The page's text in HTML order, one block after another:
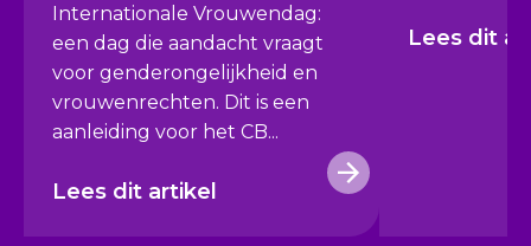
Internationale Vrouwendag:
een dag die aandacht vraagt
voor genderongelijkheid en
vrouwenrechten. Dit is een
aanleiding voor het CB...
Lees dit artikel
Lees dit